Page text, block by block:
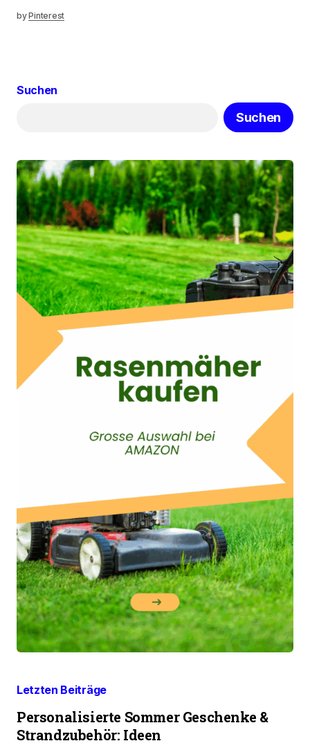
byPinterest
Suchen
Suchen
Letzten Beiträge
Personalisierte Sommer Geschenke &
Strandzubehör: Ideen